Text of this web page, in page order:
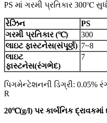
PS માં ગરમી પ્રતિકાર 300℃
રેઝિન PS
ગરમી પ્રતિકાર (℃)
300
લાઇટ ફાસ્ટનેસ(સંપૂર્ણ) 7~8
લાઇટ
ફાસ્ટનેસ(રંગભેદ)
7
પિગમેન્ટેશનની ડિગ્રી: 0.05%
R
20℃(g/l) પર કાર્બનિક દ્રાવકમાં